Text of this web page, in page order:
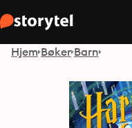
Hjem Bøker Barn